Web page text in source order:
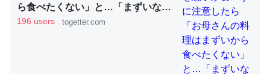
ちょうど同じ理由でEcho Show 8を設定中でした。Prime
とかSpotifyを支払う孝行もできる。一生で親と会える残
り時間を日数にすると1週間とかの人が多いそうだけど、
それを実質100倍以上に伸ばす効果があるはず……
ら食べたくない」と…「まずいなら
食べなくていい。今後は自分で食事
196 users togetter.com